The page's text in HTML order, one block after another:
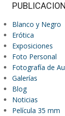
Blanco y Negro
Erótica
Exposiciones
Foto Personal
Fotografía de
Galerías
Blog
Noticias
Película 35 mm